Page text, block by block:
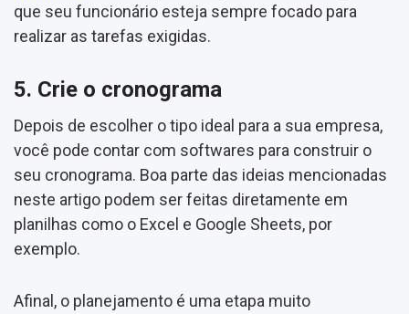
que seu funcionário esteja sempre focado para
realizar as tarefas exigidas.
5. Crie o cronograma
Depois de escolher o tipo ideal para a sua empresa,
você pode contar com softwares para construir o
seu cronograma. Boa parte das ideias mencionadas
neste artigo podem ser feitas diretamente em
planilhas como o Excel e Google Sheets, por
exemplo.
Afinal, o planejamento é uma etapa muito